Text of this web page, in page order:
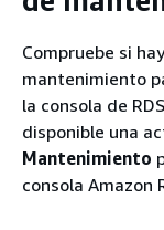
Compruebe si
mantenimiento
la consola de
disponible una
Mantenimiento
consola Amazon